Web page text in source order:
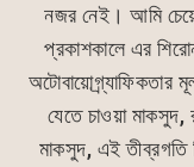
নজর নেই। আমি
প্রকাশকালে এর
যেতে চাওয়া মাকসুদ,
মাকসুদ, এই তীব্রগতি